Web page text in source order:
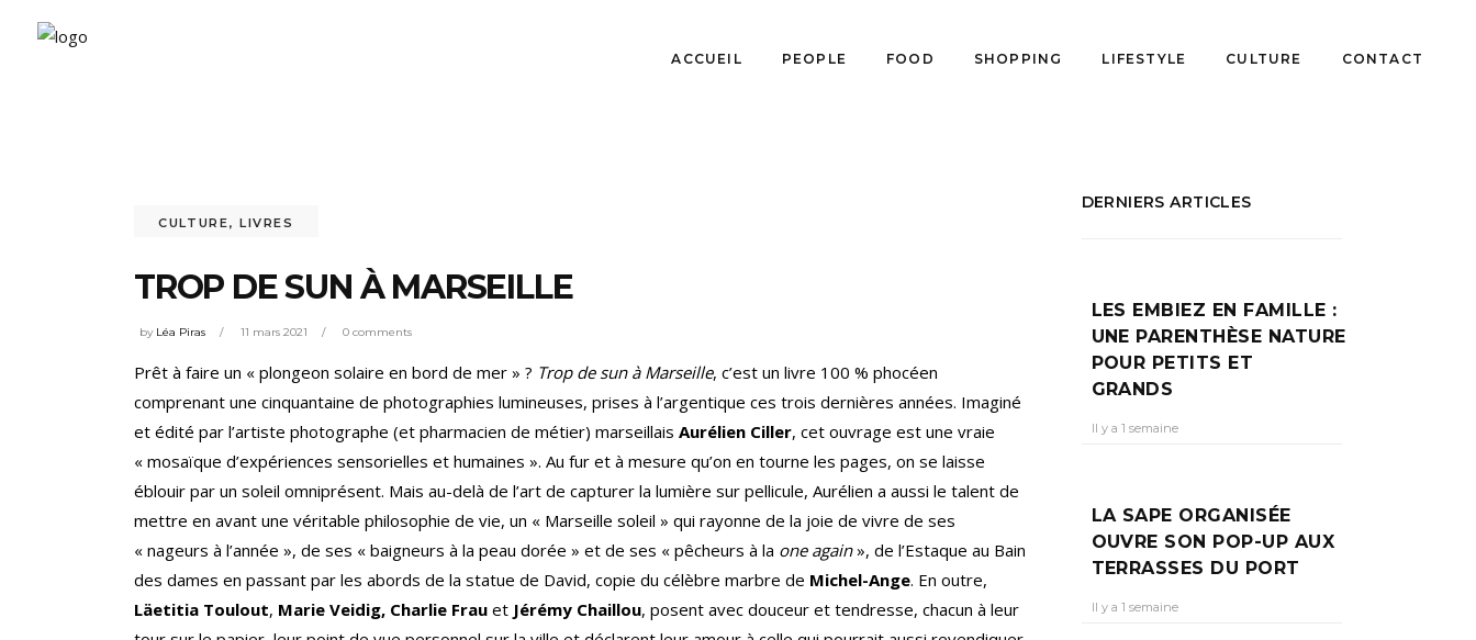
ACCUEIL PEOPLE FOOD SHOPPING LIFESTYLE CULTURE CONTACT
CULTURE, LIVRES
TROP DE SUN À MARSEILLE
by Léa Piras 11 mars 2021 0 comments
Prêt à faire un « plongeon solaire en bord de mer » ? Trop de sun à Marseille, c’est un livre 100 % phocéen
comprenant une cinquantaine de photographies lumineuses, prises à l’argentique ces trois dernières années. Imaginé
et édité par l’artiste photographe (et pharmacien de métier) marseillais Aurélien Ciller, cet ouvrage est une vraie
« mosaïque d’expériences sensorielles et humaines ». Au fur et à mesure qu’on en tourne les pages, on se laisse
éblouir par un soleil omniprésent. Mais au-delà de l’art de capturer la lumière sur pellicule, Aurélien a aussi le talent de
mettre en avant une véritable philosophie de vie, un « Marseille soleil » qui rayonne de la joie de vivre de ses
« nageurs à l’année », de ses « baigneurs à la peau dorée » et de ses « pêcheurs à la one again», de l’Estaque au Bain
des dames en passant par les abords de la statue de David, copie du célèbre marbre de Michel-Ange. En outre,
Läetitia Toulout, Marie Veidig, Charlie Frau et Jérémy Chaillou, posent avec douceur et tendresse, chacun à leur
DERNIERS ARTICLES
LES EMBIEZ EN FAMILLE :
UNE PARENTHÈSE NATURE
POUR PETITS ET
GRANDS
Il y a 1 semaine
LA SAPE ORGANISÉE
OUVRE SON POP-UP AUX
TERRASSES DU PORT
Il y a 1 semaine